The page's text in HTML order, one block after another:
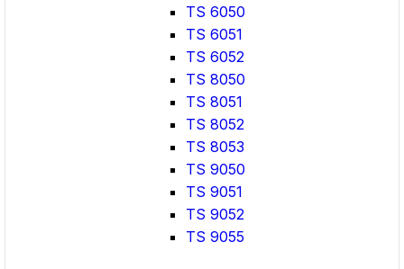
TS 6050
TS 6051
TS 6052
TS 8050
TS 8051
TS 8052
TS 8053
TS 9050
TS 9051
TS 9052
TS 9055